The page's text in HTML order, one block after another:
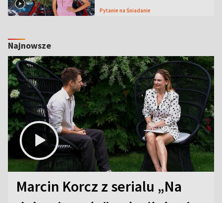
Pytanie na Śniadanie
Najnowsze
Marcin Korcz z serialu „Na